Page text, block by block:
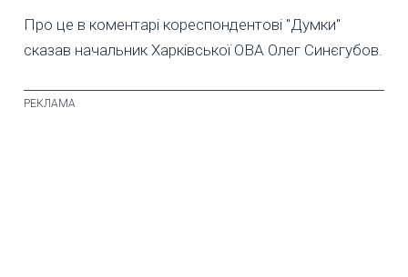
Про це в коментарі кореспондентові "Думки"
сказав начальник Харківської ОВА Олег Синєгубов.